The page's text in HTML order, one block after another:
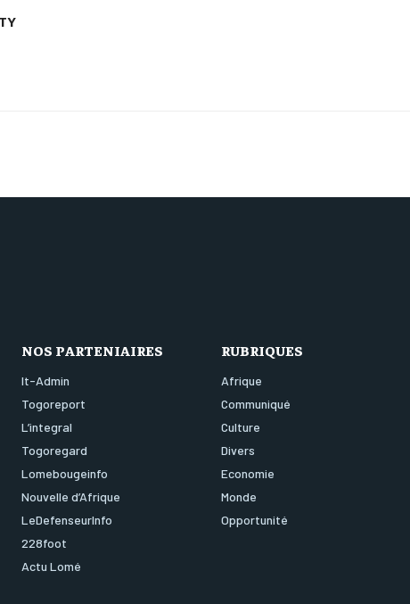
NOS PARTENIAIRES
It-Admin
Togoreport
L’integral
Togoregard
Lomebougeinfo
Nouvelle d’Afrique
LeDefenseurInfo
228foot
Actu Lomé
RUBRIQUES
Afrique
Communiqué
Culture
Divers
Economie
Monde
Opportunité